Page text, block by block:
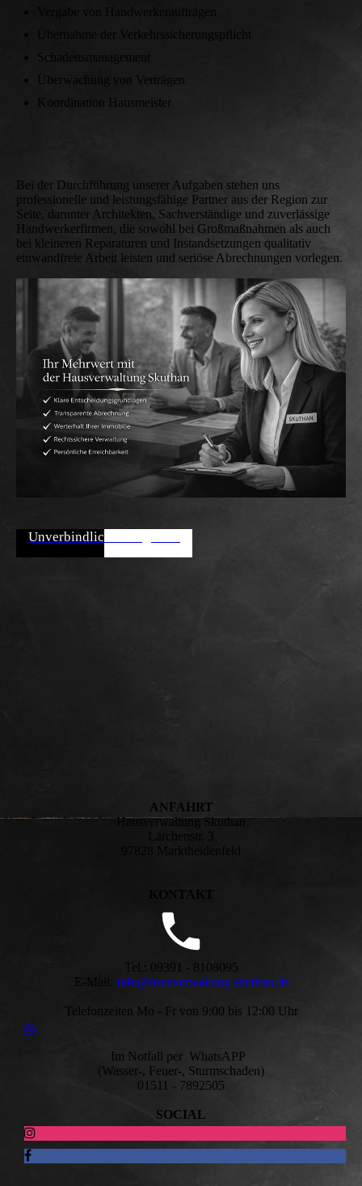
Vergabe von Handwerkeraufträgen
Übernahme der Verkehrssicherungspflicht
Schadensmanagement
Überwachung von Verträgen
Koordination Hausmeister
Bei der Durchführung unserer Aufgaben stehen uns
professionelle und leistungsfähige Partner aus der Region zur
Seite, darunter Architekten, Sachverständige und zuverlässige
Handwerkerfirmen, die sowohl bei Großmaßnahmen als auch
bei kleineren Reparaturen und Instandsetzungen qualitativ
einwandfreie Arbeit leisten und seriöse Abrechnungen vorlegen.
Unverbindliches Angebot!
ANFAHRT
Hausverwaltung Skuthan
Tel.: 09391 - 8108095
E-Mail: info@hausverwaltung-skuthan.de
Telefonzeiten Mo - Fr von 9:00 bis 12:00 Uhr
Im Notfall per WhatsAPP
(Wasser-, Feuer-, Sturmschaden)
01511 - 7892505
SOCIAL